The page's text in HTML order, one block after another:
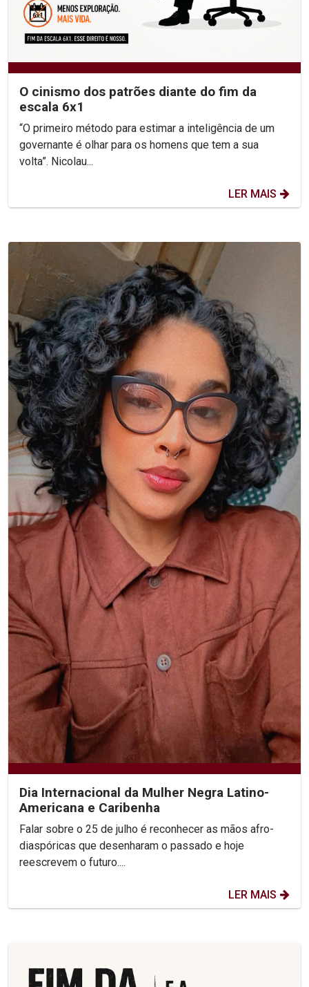
O cinismo dos patrões diante do fim da
escala 6x1
“O primeiro método para estimar a inteligência de um
governante é olhar para os homens que tem a sua
volta”. Nicolau...
LER MAIS
Dia Internacional da Mulher Negra Latino-
Americana e Caribenha
Falar sobre o 25 de julho é reconhecer as mãos afro-
diaspóricas que desenharam o passado e hoje
reescrevem o futuro....
LER MAIS